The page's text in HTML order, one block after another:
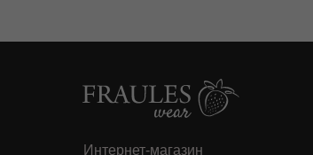
Интернет-магазин